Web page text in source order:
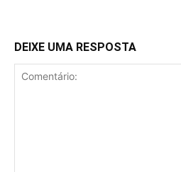
DEIXE UMA RESPOSTA